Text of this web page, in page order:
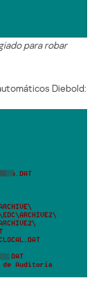
para robar
Diebold: